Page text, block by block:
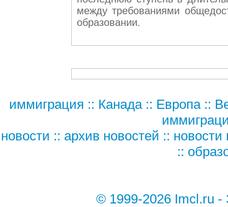
между требованиями
образовании.
иммиграция :: Канада:: Европа::
новости :: архив новостей :: новости
::
© 1999-2026 Imcl.ru